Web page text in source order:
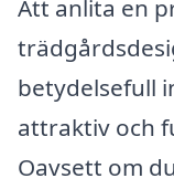
Att anlita en
betydelsefull
attraktiv och
Oavsett om